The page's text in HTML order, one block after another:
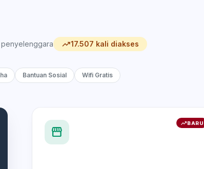
trending_up17.507 kali diakses
Bantuan Sosial Wifi Gratis
trending_upBARU
storefront